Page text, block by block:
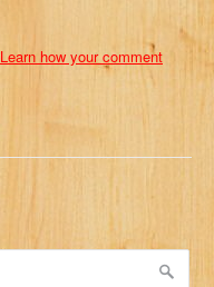
Learn how your comment